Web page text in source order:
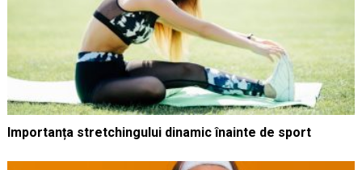
Importanța stretchingului dinamic înainte de sport